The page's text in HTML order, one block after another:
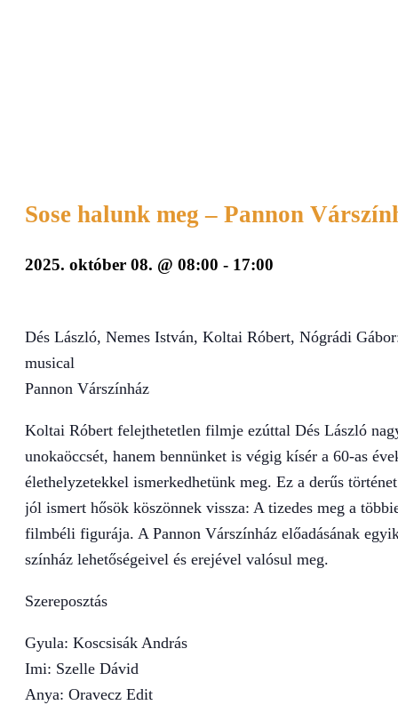
Sose halunk meg – Pannon
2025. október 08. @ 08:00 - 17:00
Dés László, Nemes István, Koltai Róbert, Nógrádi
musical
Pannon Várszínház
Koltai Róbert felejthetetlen filmje ezúttal Dés László
unokaöccsét, hanem bennünket is végig kísér a 60-as
élethelyzetekkel ismerkedhetünk meg. Ez a derűs
jól ismert hősök köszönnek vissza: A tizedes meg a
filmbéli figurája. A Pannon Várszínház előadásának
színház lehetőségeivel és erejével valósul meg.
Szereposztás
Gyula: Koscsisák András
Imi: Szelle Dávid
Anya: Oravecz Edit